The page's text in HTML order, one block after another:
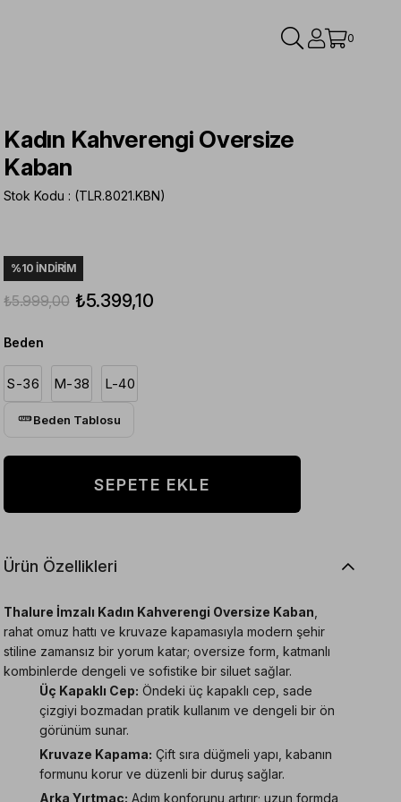
0
Kadın Kahverengi Oversize
Kaban
Stok Kodu (TLR.8021.KBN)
%10 İNDIRIM
₺5.999,00 ₺5.399,10
Beden
S-36 M-38 L-40
Beden Tablosu
Ürün Özellikleri
Thalure İmzalı Kadın Kahverengi Oversize Kaban
rahat omuz hattı ve kruvaze kapamasıyla modern şehir
stiline zamansız bir yorum katar; oversize form, katmanlı
kombinlerde dengeli ve sofistike bir siluet sağlar.
Üç Kapaklı Cep: Öndeki üç kapaklı cep, sade
çizgiyi bozmadan pratik kullanım ve dengeli bir ön
görünüm sunar.
Kruvaze Kapama: Çift sıra düğmeli yapı, kabanın
formunu korur ve düzenli bir duruş sağlar.
Arka Yırtmaç: Adım konforunu artırır; uzun formda